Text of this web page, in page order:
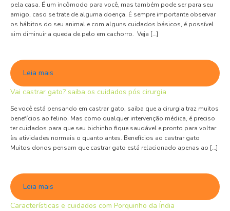
pela casa. É um incômodo para você, mas também pode ser para seu
amigo, caso se trate de alguma doença. É sempre importante observar
os hábitos do seu animal e com alguns cuidados básicos, é possível
sim diminuir a queda de pelo em cachorro. Veja […]
Leia mais
Vai castrar gato? saiba os cuidados pós cirurgia
Se você está pensando em castrar gato, saiba que a cirurgia traz muitos
benefícios ao felino. Mas como qualquer intervenção médica, é preciso
ter cuidados para que seu bichinho fique saudável e pronto para voltar
às atividades normais o quanto antes. Benefícios ao castrar gato
Muitos donos pensam que castrar gato está relacionado apenas ao […]
Leia mais
Características e cuidados com Porquinho da Índia